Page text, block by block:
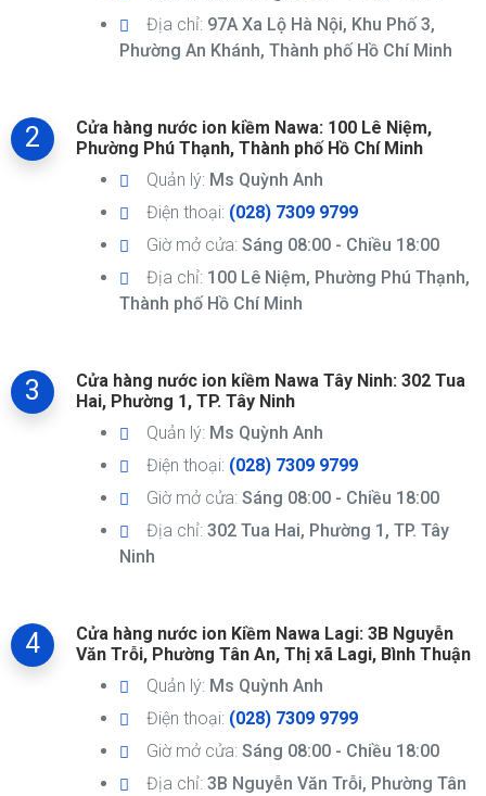
Địa chỉ: 97A Xa Lộ Hà Nội, Khu Phố 3,
Phường An Khánh, Thành phố Hồ Chí Minh
2
Cửa hàng nước ion kiềm Nawa: 100 Lê Niệm,
Phường Phú Thạnh, Thành phố Hồ Chí Minh
Quản lý: Ms Quỳnh Anh
Điện thoại: (028) 7309 9799
Giờ mở cửa: Sáng 08:00 - Chiều 18:00
Địa chỉ: 100 Lê Niệm, Phường Phú Thạnh,
Thành phố Hồ Chí Minh
3
Cửa hàng nước ion kiềm Nawa Tây Ninh: 302 Tua
Hai, Phường 1, TP. Tây Ninh
Quản lý: Ms Quỳnh Anh
Điện thoại: (028) 7309 9799
Giờ mở cửa: Sáng 08:00 - Chiều 18:00
Địa chỉ: 302 Tua Hai, Phường 1, TP. Tây
Ninh
4
Cửa hàng nước ion Kiềm Nawa Lagi: 3B Nguyễn
Văn Trỗi, Phường Tân An, Thị xã Lagi, Bình Thuận
Quản lý: Ms Quỳnh Anh
Điện thoại: (028) 7309 9799
Giờ mở cửa: Sáng 08:00 - Chiều 18:00
Địa chỉ: 3B Nguyễn Văn Trỗi, Phường Tân